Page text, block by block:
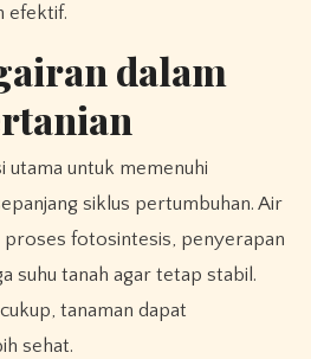
efektif.
dalam
utama untuk memenuhi
siklus pertumbuhan. Air
fotosintesis, penyerapan
suhu tanah agar tetap stabil.
tanaman dapat
sehat.